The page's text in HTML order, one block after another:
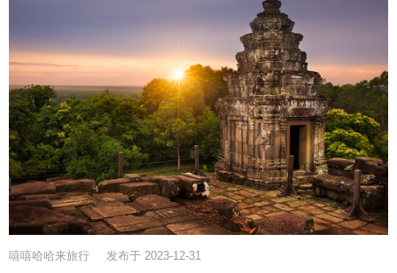
嘻嘻哈哈来旅行 发布于 2023-12-31